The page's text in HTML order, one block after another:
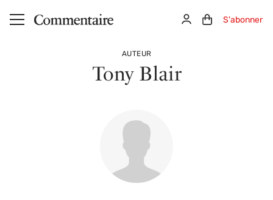
Aller au contenu principal ConnexionPanier (0)
S'abonner
AUTEUR
Tony Blair